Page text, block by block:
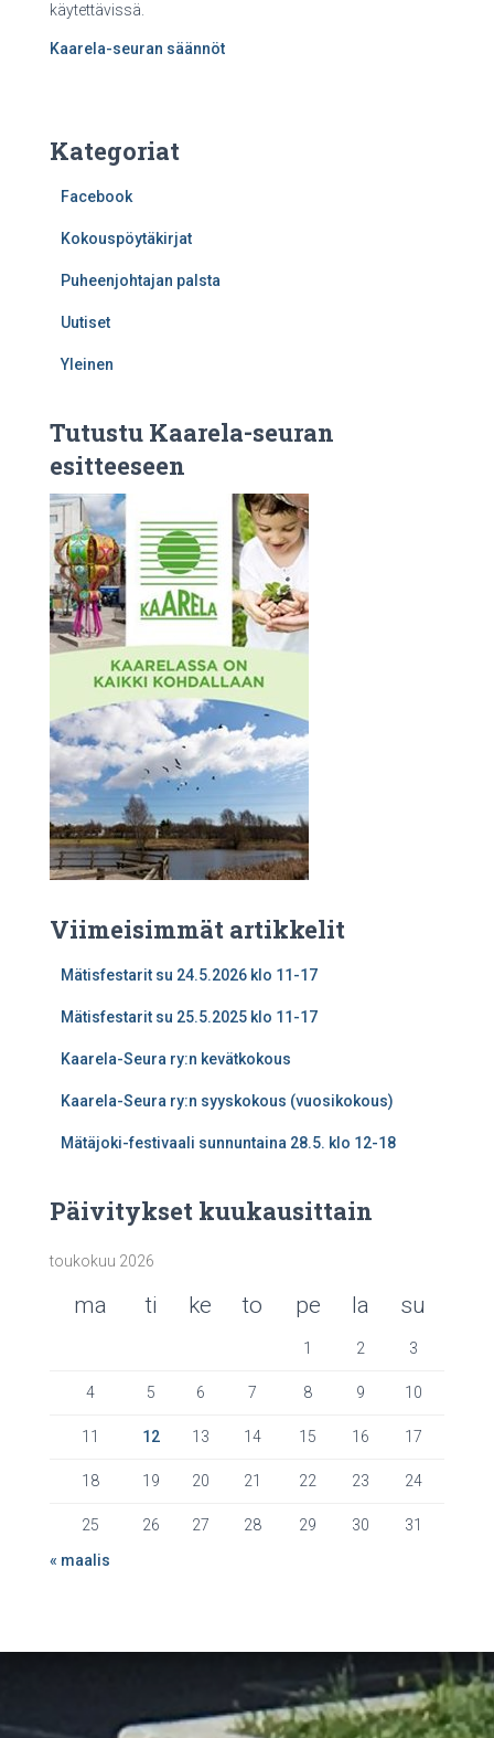
käytettävissä.
Kaarela-seuran säännöt
Kategoriat
Facebook
Kokouspöytäkirjat
Puheenjohtajan palsta
Uutiset
Yleinen
Tutustu Kaarela-seuran
esitteeseen
Viimeisimmät artikkelit
Mätisfestarit su 24.5.2026 klo 11-17
Mätisfestarit su 25.5.2025 klo 11-17
Kaarela-Seura ry:n kevätkokous
Kaarela-Seura ry:n syyskokous (vuosikokous)
Mätäjoki-festivaali sunnuntaina 28.5. klo 12-18
Päivitykset kuukausittain
toukokuu 2026
ma ti ke to pe la su
1 2 3
4 5 6 7 8 9 10
11 12 13 14 15 16 17
18 19 20 21 22 23 24
25 26 27 28 29 30
31
« maalis